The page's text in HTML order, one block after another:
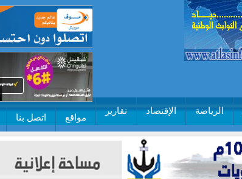
الرياضة الإقتصاد تقارير
مواقع اتصل بنا